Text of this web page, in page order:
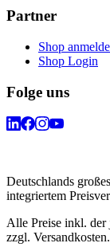
Partner
Shop
Shop Login
Folge uns
Deutschlands
integriertem
Alle Preise inkl. der
zzgl.